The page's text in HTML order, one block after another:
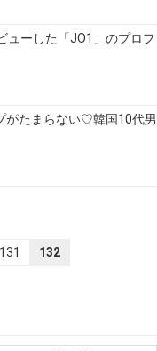
ューした「JO1」のプロフ
がたまらない♡韓国10代男
131 132